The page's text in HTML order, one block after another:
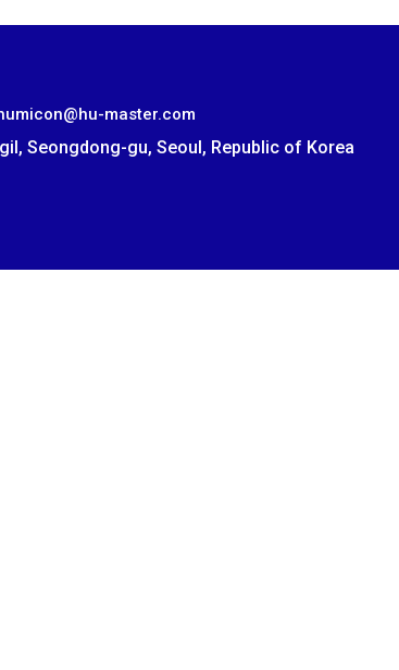
master.com
Seongdong-gu, Seoul, Republic of Korea